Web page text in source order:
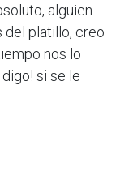
alguien
del platillo, creo
nos lo
si se le